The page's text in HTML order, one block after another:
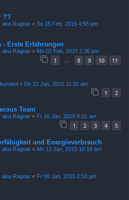
??
aka Ragnar « So 15 Feb, 2015 4:55 pm
- Erste Erfahrungen
aka Ragnar « Mo 02 Feb, 2015 2:26 pm
1 8 9 10 11
« Do 22 Jan, 2015 11:35 am
1 2
Team
aka Ragnar « Fr 16 Jan, 2015 9:01 am
1 2 3 4 5
und Energieverbrauch
aka Ragnar « Mo 12 Jan, 2015 10:18 am
aka Ragnar « Fr 09 Jan, 2015 2:53 pm